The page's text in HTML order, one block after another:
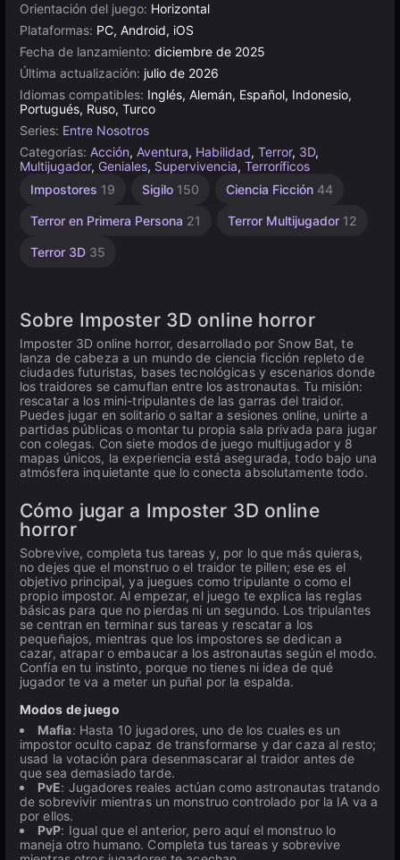
Orientación del juego: Horizontal
Plataformas: PC, Android, iOS
Fecha de lanzamiento: diciembre de 2025
Última actualización: julio de 2026
Idiomas compatibles: Inglés, Alemán, Español, Indonesio,
Portugués, Ruso, Turco
Series: Entre Nosotros
Categorías: Acción, Aventura, Habilidad, Terror, 3D,
Multijugador, Geniales, Supervivencia, Terroríficos
Impostores 19 Sigilo 150 Ciencia Ficción 44
Terror en Primera Persona 21 Terror Multijugador 12
Terror 3D 35
Horror
2
Juegos
Compras
Aplicación
Sobre Imposter 3D online horror
Imposter 3D online horror, desarrollado por Snow Bat, te
lanza de cabeza a un mundo de ciencia ficción repleto de
ciudades futuristas, bases tecnológicas y escenarios donde
los traidores se camuflan entre los astronautas. Tu misión:
rescatar a los mini-tripulantes de las garras del traidor.
Puedes jugar en solitario o saltar a sesiones online, unirte a
partidas públicas o montar tu propia sala privada para jugar
con colegas. Con siete modos de juego multijugador y 8
mapas únicos, la experiencia está asegurada, todo bajo una
atmósfera inquietante que lo conecta absolutamente todo.
Cómo jugar a Imposter 3D online
horror
Sobrevive, completa tus tareas y, por lo que más quieras,
no dejes que el monstruo o el traidor te pillen; ese es el
objetivo principal, ya juegues como tripulante o como el
propio impostor. Al empezar, el juego te explica las reglas
básicas para que no pierdas ni un segundo. Los tripulantes
se centran en terminar sus tareas y rescatar a los
pequeñajos, mientras que los impostores se dedican a
cazar, atrapar o embaucar a los astronautas según el modo.
Confía en tu instinto, porque no tienes ni idea de qué
jugador te va a meter un puñal por la espalda.
Modos de juego
Mafia: Hasta 10 jugadores, uno de los cuales es un
impostor oculto capaz de transformarse y dar caza al resto;
usad la votación para desenmascarar al traidor antes de
que sea demasiado tarde.
PvE: Jugadores reales actúan como astronautas tratando
de sobrevivir mientras un monstruo controlado por la IA va a
por ellos.
PvP: Igual que el anterior, pero aquí el monstruo lo
maneja otro humano. Completa tus tareas y sobrevive